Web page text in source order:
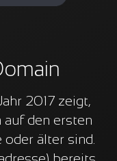
2017 zeigt,
auf den ersten
oder älter sind.